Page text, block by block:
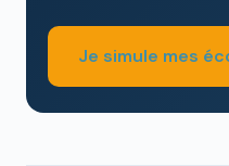
Je simule mes